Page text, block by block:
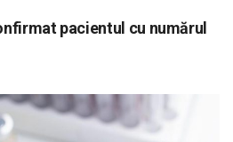
pacientul cu numărul